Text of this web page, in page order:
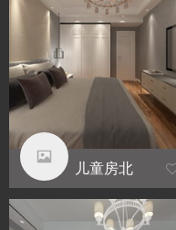
儿童房北
房间